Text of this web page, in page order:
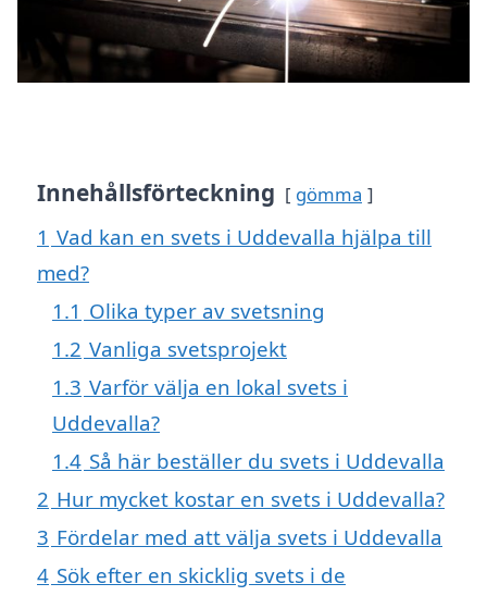
Innehållsförteckning gömma
1 Vad kan en svets i Uddevalla hjälpa till
med?
1.1 Olika typer av svetsning
1.2 Vanliga svetsprojekt
1.3 Varför välja en lokal svets i
Uddevalla?
1.4 Så här beställer du svets i Uddevalla
2 Hur mycket kostar en svets i Uddevalla?
3 Fördelar med att välja svets i Uddevalla
4 Sök efter en skicklig svets i de